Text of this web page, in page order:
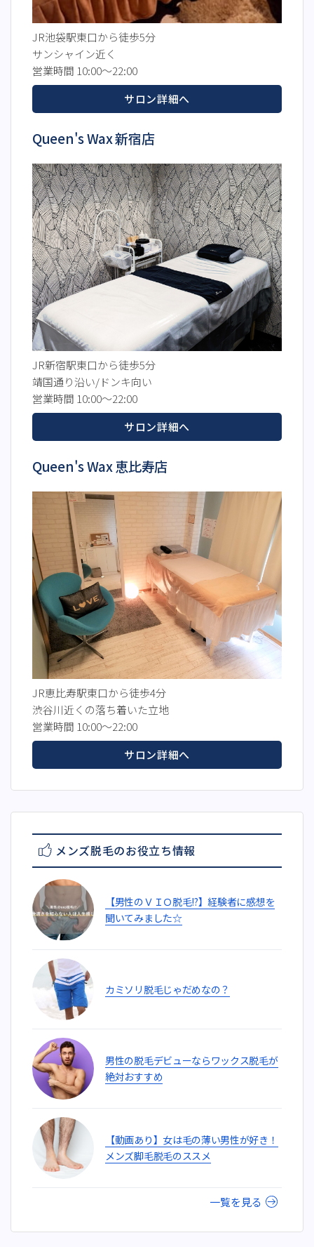
JR池袋駅東口から徒歩5分
サンシャイン近く
営業時間 10:00～22:00
サロン詳細へ
Queen's Wax 新宿店
JR新宿駅東口から徒歩5分
靖国通り沿い/ドンキ向い
営業時間 10:00～22:00
サロン詳細へ
Queen's Wax 恵比寿店
JR恵比寿駅東口から徒歩4分
渋谷川近くの落ち着いた立地
営業時間 10:00～22:00
サロン詳細へ
メンズ脱毛のお役立ち情報
【男性のＶＩＯ脱毛!?】経験者に感想を
聞いてみました☆
カミソリ脱毛じゃだめなの？
男性の脱毛デビューならワックス脱毛が
絶対おすすめ
【動画あり】女は毛の薄い男性が好き！
メンズ脚毛脱毛のススメ
一覧を見る